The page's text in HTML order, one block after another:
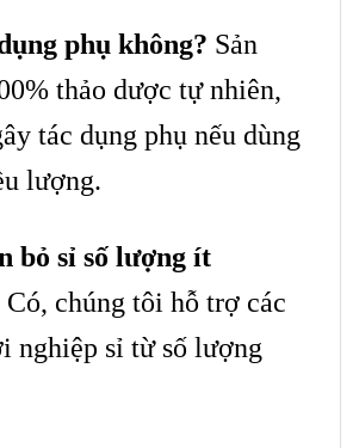
phụ không? Sản
thảo dược tự nhiên,
tác dụng phụ nếu dùng
lượng.
bỏ sỉ số lượng ít
Có, chúng tôi hỗ trợ các
nghiệp sỉ từ số lượng